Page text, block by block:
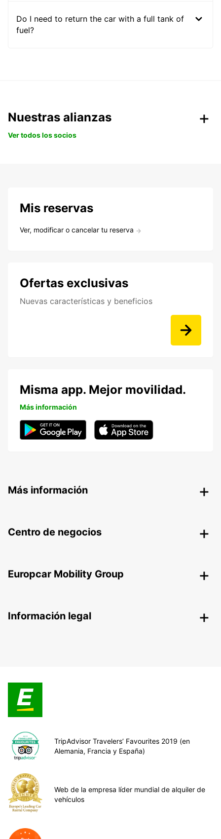
Do I need to return the car with a full tank of
fuel?
Nuestras alianzas
Ver todos los socios
Mis reservas
Ver, modificar o cancelar tu reserva
Ofertas exclusivas
Nuevas características y beneficios
Misma app. Mejor movilidad.
Más información
Más información
Centro de negocios
Europcar Mobility Group
Información legal
TripAdvisor Travelers’ Favourites 2019 (en
Alemania, Francia y España)
Web de la empresa líder mundial de alquiler de
vehículos